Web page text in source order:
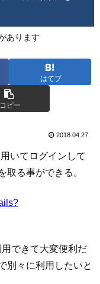
あります
はてブ
コピー
2018.04.27
いてログインして
取る事ができる。
できて大変便利だ
別々に利用したいと